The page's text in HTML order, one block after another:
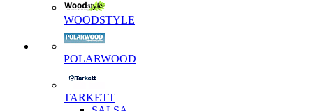
WOODSTYLE
POLARWOOD
TARKETT